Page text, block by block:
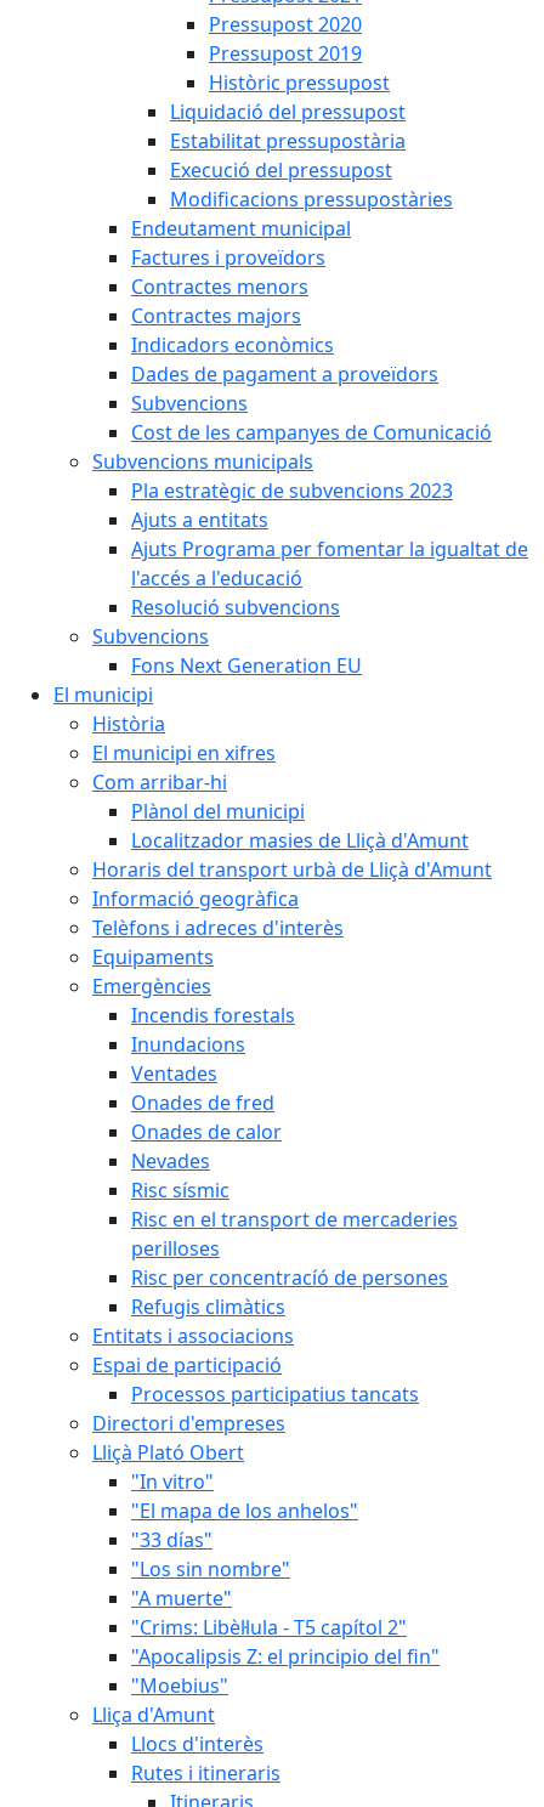
Pressupost 2020
Pressupost 2019
Històric pressupost
Liquidació del pressupost
Estabilitat pressupostària
Execució del pressupost
Modificacions pressupostàries
Endeutament municipal
Factures i proveïdors
Contractes menors
Contractes majors
Indicadors econòmics
Dades de pagament a proveïdors
Subvencions
Cost de les campanyes de Comunicació
Subvencions municipals
Pla estratègic de subvencions 2023
Ajuts a entitats
Ajuts Programa per fomentar la igualtat de
l'accés a l'educació
Resolució subvencions
Subvencions
Fons Next Generation EU
El municipi
Història
El municipi en xifres
Com arribar-hi
Plànol del municipi
Localitzador masies de Lliçà d'Amunt
Horaris del transport urbà de Lliçà d'Amunt
Informació geogràfica
Telèfons i adreces d'interès
Equipaments
Emergències
Incendis forestals
Inundacions
Ventades
Onades de fred
Onades de calor
Nevades
Risc sísmic
Risc en el transport de mercaderies
perilloses
Risc per concentracíó de persones
Refugis climàtics
Entitats i associacions
Espai de participació
Processos participatius tancats
Directori d'empreses
Lliçà Plató Obert
"In vitro"
"El mapa de los anhelos"
"33 días"
"Los sin nombre"
"A muerte"
"Crims: Libèl·lula - T5 capítol 2"
"Apocalipsis Z: el principio del fin"
"Moebius"
Lliça d'Amunt
Llocs d'interès
Rutes i itineraris